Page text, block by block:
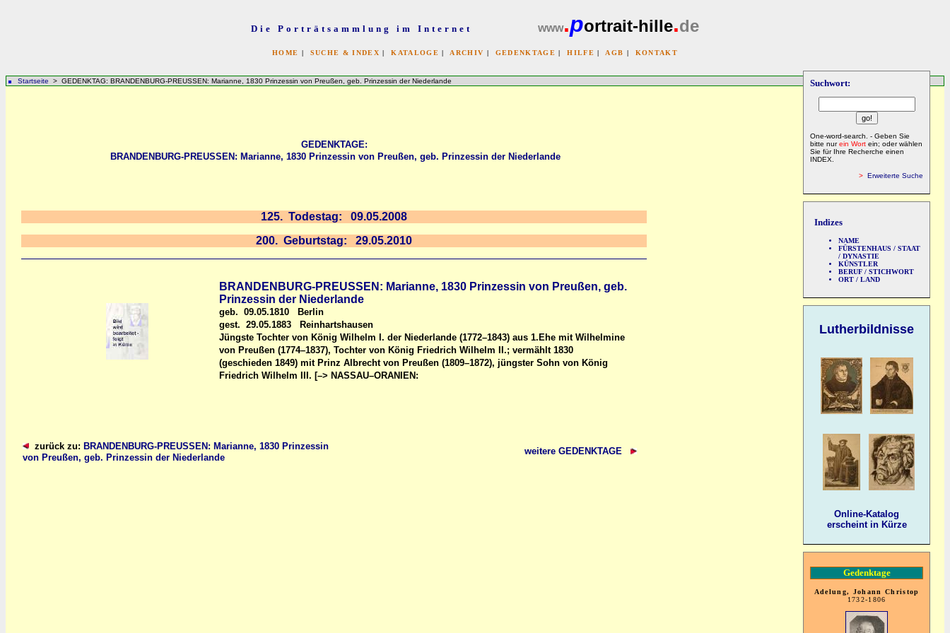
Die Porträtsammlung im Internet www.portrait-hille.de
HOME | SUCHE & INDEX |KATALOGE | ARCHIV | GEDENKTAGE |HILFE | AGB | KONTAKT
Suchwort:
One-word-search. - Geben Sie
bitte nurein Wort ein; oder wählen
Sie für Ihre Recherche einen
INDEX.
> Erweiterte Suche
Indizes
NAME
FÜRSTENHAUS / STAAT
/ DYNASTIE
KÜNSTLER
BERUF / STICHWORT
ORT / LAND
Lutherbildnisse
Online-Katalog
erscheint in Kürze
Gedenktage
Adelung, Johann Christop
1732-1806
Startseite > GEDENKTAG: BRANDENBURG-PREUSSEN: Marianne, 1830 Prinzessin von Preußen, geb. Prinzessin der Niederlande
GEDENKTAGE:
BRANDENBURG-PREUSSEN: Marianne, 1830 Prinzessin von Preußen, geb. Prinzessin der Niederlande
125. Todestag: 09.05.2008
200. Geburtstag: 29.05.2010
BRANDENBURG-PREUSSEN: Marianne, 1830 Prinzessin von Preußen, geb.
Prinzessin der Niederlande
geb. 09.05.1810 Berlin
gest. 29.05.1883 Reinhartshausen
Jüngste Tochter von König Wilhelm I. der Niederlande (1772–1843) aus 1.Ehe mit Wilhelmine
von Preußen (1774–1837), Tochter von König Friedrich Wilhelm II.; vermählt 1830
(geschieden 1849) mit Prinz Albrecht von Preußen (1809–1872), jüngster Sohn von König
Friedrich Wilhelm III. [–> NASSAU–ORANIEN:
zurück zu: BRANDENBURG-PREUSSEN: Marianne, 1830 Prinzessin
von Preußen, geb. Prinzessin der Niederlande
weitere GEDENKTAGE